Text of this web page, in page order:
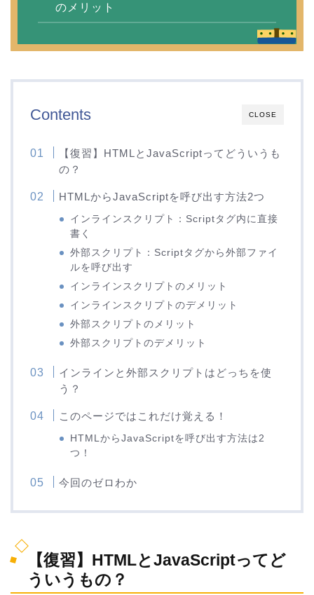
のメリット
CLOSE
Contents
【復習】HTMLとJavaScriptってどういうも
の？
HTMLからJavaScriptを呼び出す方法2つ
インラインスクリプト：Scriptタグ内に直接
書く
外部スクリプト：Scriptタグから外部ファイ
ルを呼び出す
インラインスクリプトのメリット
インラインスクリプトのデメリット
外部スクリプトのメリット
外部スクリプトのデメリット
インラインと外部スクリプトはどっちを使
う？
このページではこれだけ覚える！
HTMLからJavaScriptを呼び出す方法は2
つ！
今回のゼロわか
【復習】HTMLとJavaScriptってど
ういうもの？